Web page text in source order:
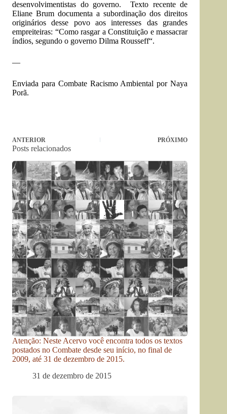
desenvolvimentistas do governo. Texto recente de
Eliane Brum documenta a subordinação dos direitos
originários desse povo aos interesses das grandes
empreiteiras: “Como rasgar a Constituição e massacrar
índios, segundo o governo Dilma Rousseff“.
—
Enviada para Combate Racismo Ambiental por Naya
Porã.
ANTERIOR PRÓXIMO
Posts relacionados
Atenção: Neste Acervo você encontra todos os textos
postados no Combate desde seu início, no final de
2009, até 31 de dezembro de 2015.
31 de dezembro de 2015